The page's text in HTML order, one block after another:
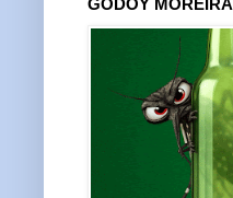
GODOY MOREIRA